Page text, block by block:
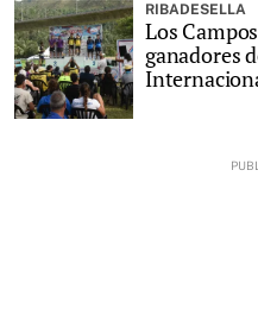
RIBADESELLA
Los
ganadores